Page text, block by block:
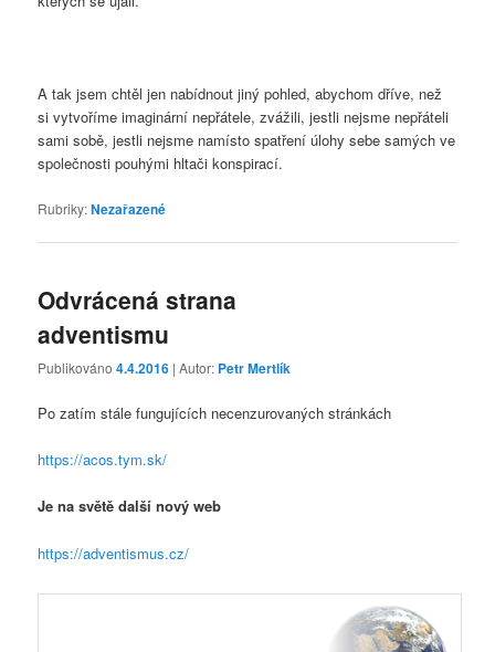
A tak jsem chtěl jen nabídnout jiný pohled, abychom dříve, než
si vytvoříme imaginární nepřátele, zvážili, jestli nejsme nepřáteli
sami sobě, jestli nejsme namísto spatření úlohy sebe samých ve
společnosti pouhými hltači konspirací.
Rubriky:Nezařazené
Odvrácená strana
adventismu
Publikováno4.4.2016 | Autor: Petr Mertlík
Po zatím stále fungujících necenzurovaných stránkách
https://acos.tym.sk/
Je na světě další nový web
https://adventismus.cz/